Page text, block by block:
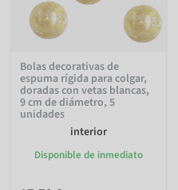
Bolas decorativas de
espuma rígida para colgar,
doradas con vetas blancas,
9 cm de diámetro, 5
unidades
interior
Disponible de inmediato